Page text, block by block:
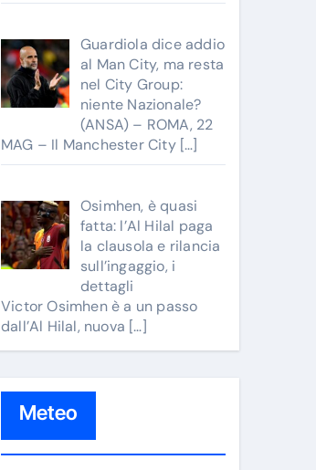
Guardiola dice addio
al Man City, ma resta
nel City Group:
niente Nazionale?
(ANSA) – ROMA, 22
MAG – Il Manchester City […]
Osimhen, è quasi
fatta: l’Al Hilal paga
la clausola e rilancia
sull’ingaggio, i
dettagli
Victor Osimhen è a un passo
dall’Al Hilal, nuova […]
Meteo